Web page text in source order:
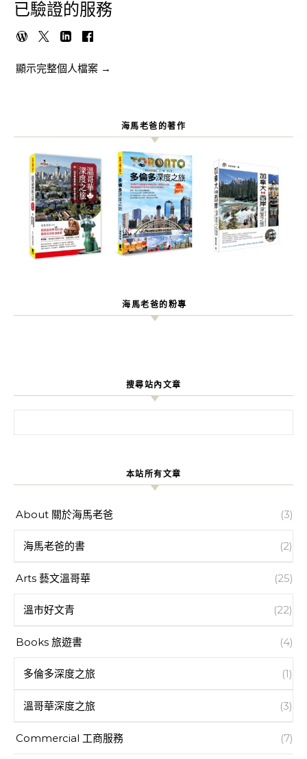
已驗證的服務
顯示完整個人檔案 →
海馬老爸的著作
海馬老爸的粉專
搜尋站內文章
本站所有文章
About 關於海馬老爸 (3)
海馬老爸的書 (2)
Arts 藝文溫哥華 (25)
溫市好文青 (22)
Books 旅遊書 (4)
多倫多深度之旅 (1)
溫哥華深度之旅 (3)
Commercial 工商服務 (7)